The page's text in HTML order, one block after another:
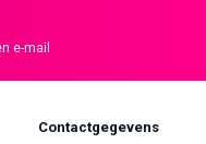
e-mail
Contactgegevens